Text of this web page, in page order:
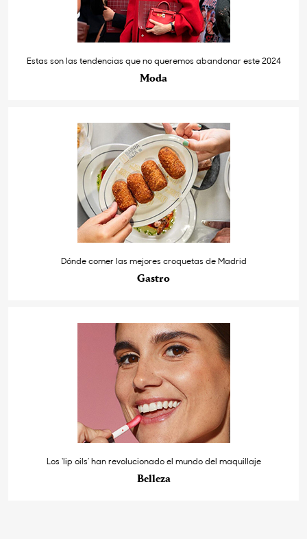
Estas son las tendencias que no queremos abandonar este 2024
Moda
Dónde comer las mejores croquetas de Madrid
Gastro
Los ‘lip oils’ han revolucionado el mundo del maquillaje
Belleza